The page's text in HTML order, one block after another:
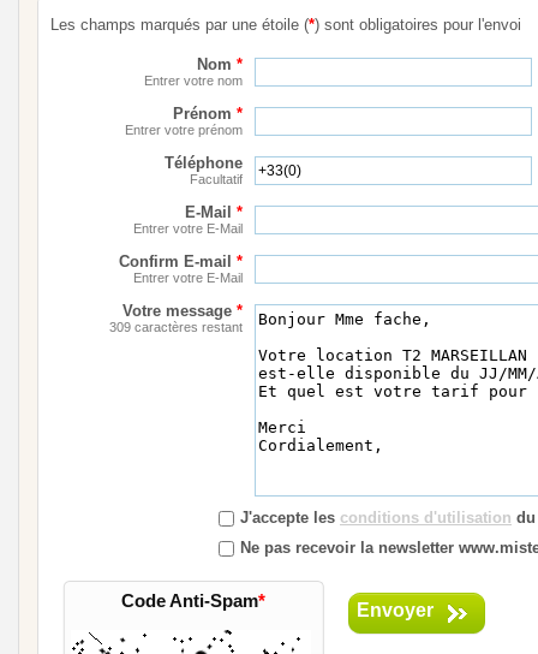
Les champs marqués par une étoile (*) sont obligatoires pour l'envoi
Nom *
Entrer votre nom
Prénom *
Entrer votre prénom
Téléphone
Facultatif
E-Mail *
Entrer votre E-Mail
Confirm E-mail *
Entrer votre E-Mail
Votre message *
309 caractères restant
J'accepte les conditions d'utilisation
Ne pas recevoir la newsletter
Code Anti-Spam* Envoyer